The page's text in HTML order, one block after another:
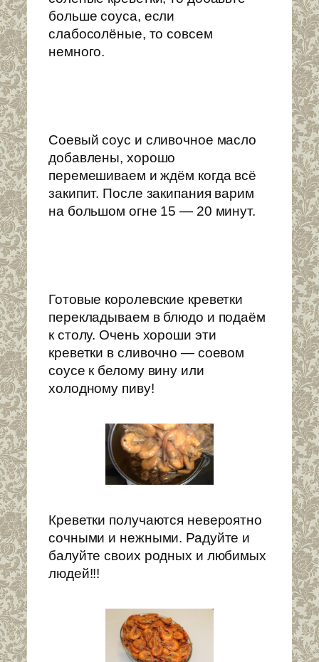
больше соуса, если
слабосолёные, то совсем
немного.
Соевый соус и сливочное масло
добавлены, хорошо
перемешиваем и ждём когда всё
закипит. После закипания варим
на большом огне 15 — 20 минут.
Готовые королевские креветки
перекладываем в блюдо и подаём
к столу. Очень хороши эти
креветки в сливочно — соевом
соусе к белому вину или
холодному пиву!
Креветки получаются невероятно
сочными и нежными. Радуйте и
балуйте своих родных и любимых
людей!!!